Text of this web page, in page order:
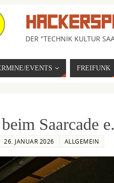
DER "TECHNIK KULTUR
EVENTS FREIFUNK
Saarcade
26. JANUAR 2026 ALLGEMEIN